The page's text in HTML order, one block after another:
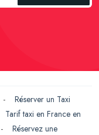
- Réserver un Taxi
Tarif taxi en France en
- Réservez une